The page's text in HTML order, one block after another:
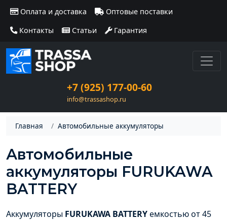
Оплата и доставка
Оптовые поставки
Контакты
Статьи Гарантия
+7 (925) 177-00-60
info@trassashop.ru
Главная Автомобильные аккумуляторы
Автомобильные
аккумуляторы FURUKAWA
BATTERY
Аккумуляторы FURUKAWA BATTERYемкостью от 45